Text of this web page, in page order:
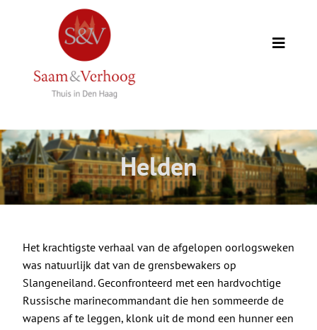
Toggle
Opdrachtgevers
Expertise
Academie
De Politieke Coach
Helden
Het krachtigste verhaal van de afgelopen oorlogsweken
was natuurlijk dat van de grensbewakers op
Slangeneiland. Geconfronteerd met een hardvochtige
Russische marinecommandant die hen sommeerde de
wapens af te leggen, klonk uit de mond een hunner een